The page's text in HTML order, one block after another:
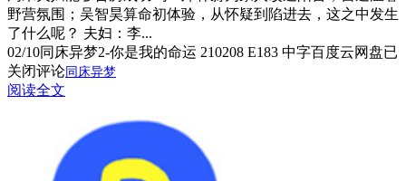
野营氛围；吴智昊算命初体验，从怀疑到陷进去，这之中发生
了什么呢？ 夫妇：李...
02/10同床异梦2-你是我的命运 210208 E183 中字百度云网盘已
关闭评论 同床异梦
阅读全文